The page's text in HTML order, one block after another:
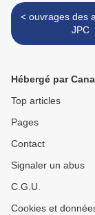
< ouvrages des adhérentes
JPC
Hébergé par
Top articles
Pages
Contact
Signaler un abus
C.G.U.
Cookies et